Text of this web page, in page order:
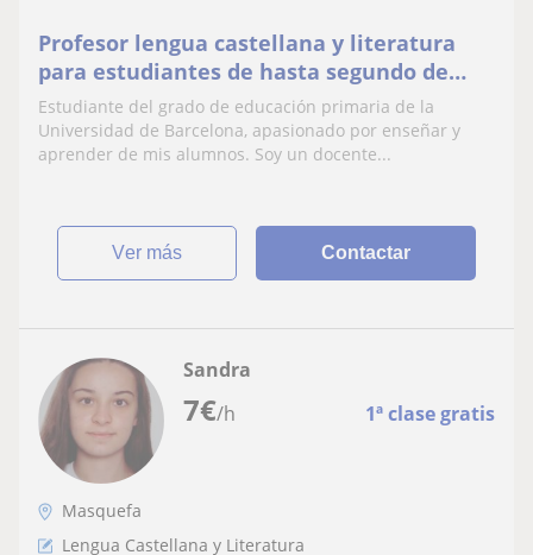
Profesor lengua castellana y literatura
para estudiantes de hasta segundo de
bachillerato
Estudiante del grado de educación primaria de la
Universidad de Barcelona, apasionado por enseñar y
aprender de mis alumnos. Soy un docente...
ver más Contactar
7€/h 1ª clase gratis
Sandra
Masquefa
Lengua Castellana y Literatura